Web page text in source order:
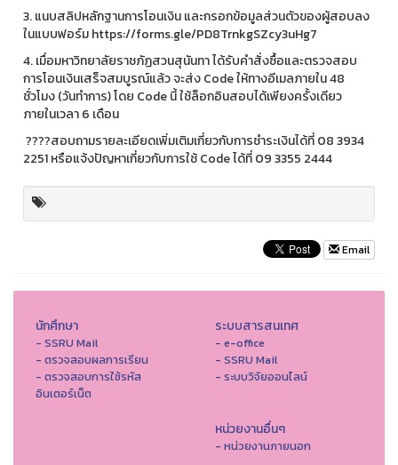
3. แนบสลิปหลักฐานการโอนเงิน และกรอกข้อมูลส่วนตัวของผู้สอบลง
ในแบบฟอร์ม https://forms.gle/PD8TrnkgSZcy3uHg7
4. เมื่อมหาวิทยาลัยราชภัฏสวนสุนันทา ได้รับคำสั่งซื้อและตรวจสอบ
การโอนเงินเสร็จสมบูรณ์แล้ว จะส่ง Code ให้ทางอีเมลภายใน 48
ชั่วโมง (วันทำการ) โดย Code นี้ ใช้ล็อกอินสอบได้เพียงครั้งเดียว
ภายในเวลา 6 เดือน
????สอบถามรายละเอียดเพิ่มเติมเกี่ยวกับการชำระเงินได้ที่ 08 3934
2251 หรือแจ้งปัญหาเกี่ยวกับการใช้ Code ได้ที่ 09 3355 2444
Email
นักศึกษา
- SSRU Mail
- ตรวจสอบผลการเรียน
- ตรวจสอบการใช้รหัส
อินเตอร์เน็ต
ระบบสารสนเทศ
- e-office
- SSRU Mail
- ระบบวิจัยออนไลน์
หน่วยงานอื่นๆ
- หน่วยงานภายนอก